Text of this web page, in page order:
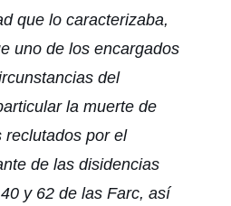
que lo caracterizaba,
uno de los encargados
del
la muerte de
reclutados porel
de las disidencias
y 62 de las Farc, así